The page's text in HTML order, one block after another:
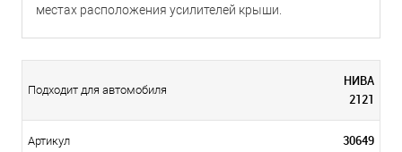
местах расположения усилителей крыши.
Подходит для автомобиля
НИВА
2121
Артикул 30649